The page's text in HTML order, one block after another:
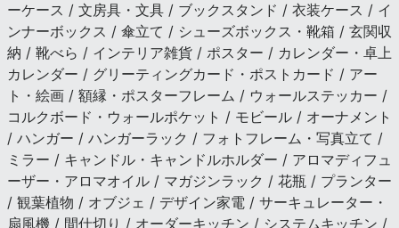
ーケース / 文房具・文具 / ブックスタンド / 衣装ケース / イ
ンナーボックス / 傘立て / シューズボックス・靴箱 / 玄関収
納 / 靴べら / インテリア雑貨 / ポスター / カレンダー・卓上
カレンダー / グリーティングカード・ポストカード / アー
ト・絵画 / 額縁・ポスターフレーム / ウォールステッカー /
コルクボード・ウォールポケット / モビール / オーナメント
/ ハンガー / ハンガーラック / フォトフレーム・写真立て /
ミラー / キャンドル・キャンドルホルダー / アロマディフュ
ーザー・アロマオイル / マガジンラック / 花瓶 / プランター
/ 観葉植物 / オブジェ / デザイン家電 / サーキュレーター・
扇風機 / 間仕切り / オーダーキッチン / システムキッチン /